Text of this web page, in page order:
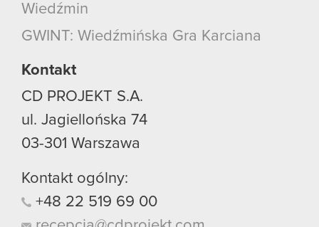
Wiedźmin
GWINT: Wiedźmińska Gra Karciana
Kontakt
CD PROJEKT S.A.
ul. Jagiellońska 74
03-301 Warszawa
Kontakt ogólny:
+48 22 519 69 00